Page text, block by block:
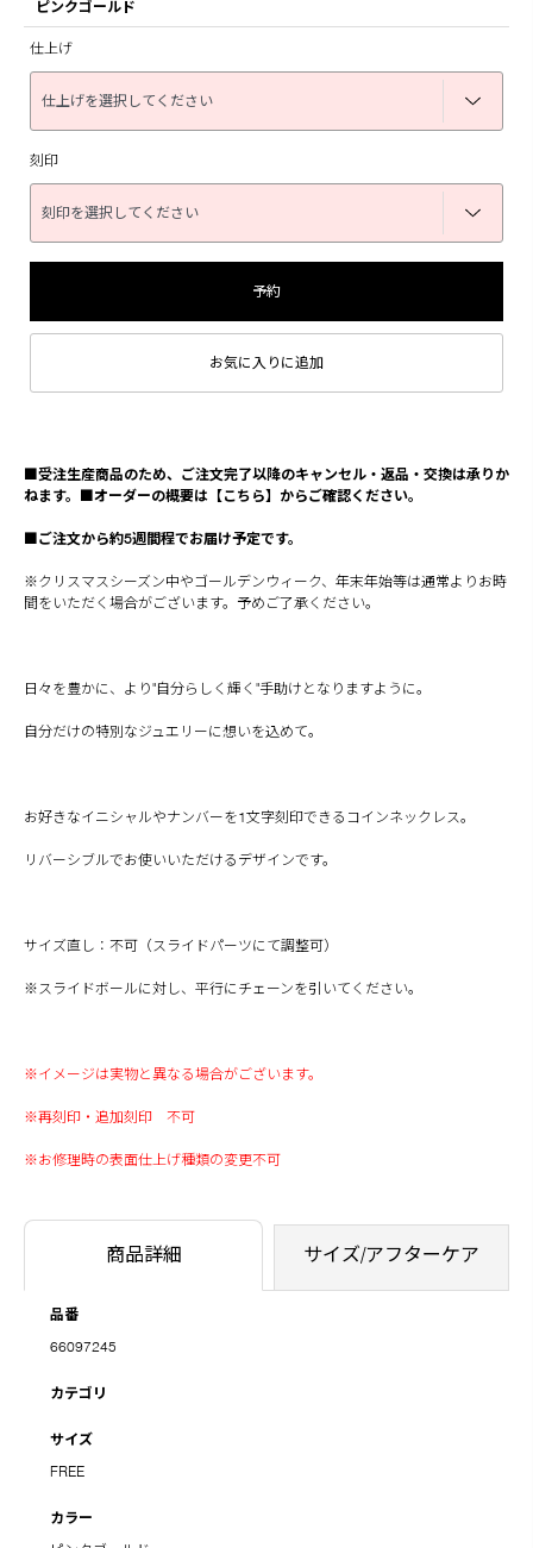
ピンクゴールド
仕上げ
刻印
予約
お気に入りに追加
■受注生産商品のため、ご注文完了以降のキャンセル・返品・交換は承りか
ねます。■オーダーの概要は 【こちら】 からご確認ください。
■ご注文から約5週間程でお届け予定です。
※クリスマスシーズン中やゴールデンウィーク、年末年始等は通常よりお時
間をいただく場合がございます。予めご了承ください。
日々を豊かに、より"自分らしく輝く"手助けとなりますように。
自分だけの特別なジュエリーに想いを込めて。
お好きなイニシャルやナンバーを1文字刻印できるコインネックレス。
リバーシブルでお使いいただけるデザインです。
サイズ直し：不可（スライドパーツにて調整可）
※スライドボールに対し、平行にチェーンを引いてください。
※イメージは実物と異なる場合がございます。
※再刻印・追加刻印 不可
※お修理時の表面仕上げ種類の変更不可
商品詳細 サイズ/アフターケア
品番
66097245
カテゴリ
サイズ
FREE
カラー